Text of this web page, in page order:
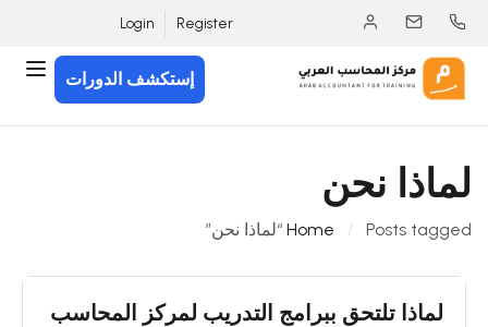
Register
Login
إستكشف الدورات
لماذا نحن
Home Posts tagged “لماذا نحن”
لماذا تلتحق ببرامج التدريب لمركز المحاسب